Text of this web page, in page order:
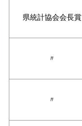
県統計協会会長賞
〃
〃